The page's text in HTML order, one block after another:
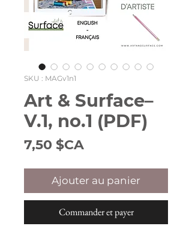
SKU : MAGv1n1
Art & Surface–
V.1, no.1 (PDF)
7,50 $CAPrix
Ajouter au panier
Commander et payer